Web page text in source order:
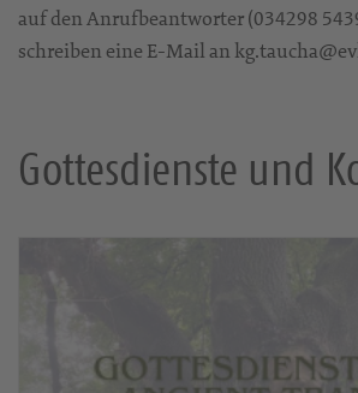
auf den Anrufbeantworter (034298
schreiben eine E-Mail an
Gottesdienste und